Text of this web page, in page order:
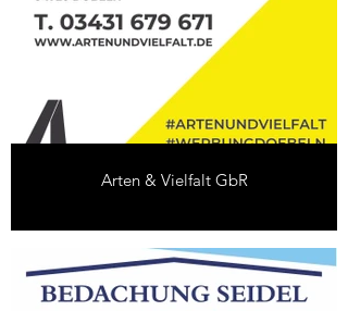
Arten & Vielfalt GbR